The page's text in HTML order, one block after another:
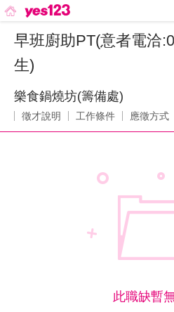
早班廚助PT(意者電洽
生)
樂食鍋燒坊(籌備處)
徵才說明 工作條件 應徵方式
此職缺暫